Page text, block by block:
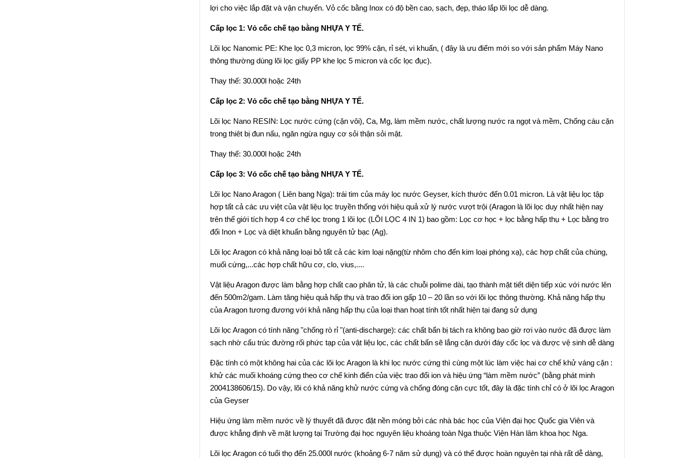
lợi cho việc lắp đặt và vận chuyển. Vỏ cốc bằng Inox có độ bền cao, sạch, đẹp, tháo lắp lõi lọc dễ dàng.
Cấp lọc 1: Vỏ cốc chế tạo bằng NHỰA Y TẾ.
Lõi lọc Nanomic PE: Khe lọc 0,3 micron, lọc 99% cặn, rỉ sét, vi khuẩn, ( đây là ưu điểm mới so với sản phẩm Máy Nano
thông thường dùng lõi lọc giấy PP khe lọc 5 micron và cốc lọc đục).
Thay thế: 30.000l hoặc 24th
Cấp lọc 2: Vỏ cốc chế tạo bằng NHỰA Y TẾ.
Lõi lọc Nano RESIN: Lọc nước cứng (cặn vôi), Ca, Mg, làm mềm nước, chất lượng nước ra ngọt và mềm, Chống cáu cặn
trong thiêt bị đun nấu, ngăn ngừa nguy cơ sỏi thận sỏi mật.
Thay thế: 30.000l hoặc 24th
Cấp lọc 3: Vỏ cốc chế tạo bằng NHỰA Y TẾ.
Lõi lọc Nano Aragon ( Liên bang Nga): trái tim của máy lọc nước Geyser, kích thước đến 0.01 micron. Là vật liệu lọc tập
hợp tất cả các ưu việt của vật liệu lọc truyền thống với hiệu quả xử lý nước vượt trội (Aragon là lõi lọc duy nhất hiện nay
trên thế giới tích hợp 4 cơ chế lọc trong 1 lõi lọc (LÕI LỌC 4 IN 1) bao gồm: Lọc cơ học + lọc bằng hấp thụ + Lọc bằng tro
đổi Inon + Lọc và diệt khuẩn bằng nguyên tử bạc (Ag).
Lõi lọc Aragon có khả năng loại bỏ tất cả các kim loại nặng(từ nhôm cho đến kim loại phóng xạ), các hợp chất của chúng,
muối cứng,...các hợp chất hữu cơ, clo, vius,....
Vật liệu Aragon được làm bằng hợp chất cao phân tử, là các chuỗi polime dài, tạo thành mặt tiết diện tiếp xúc với nước lên
đến 500m2/gam. Làm tăng hiệu quả hấp thụ và trao đổi ion gấp 10 – 20 lần so với lõi lọc thông thường. Khả năng hấp thụ
của Aragon tương đương với khả năng hấp thụ của loại than hoạt tính tốt nhất hiện tại đang sử dụng
Lõi lọc Aragon có tính năng "chống rò rỉ "(anti-discharge): các chất bẩn bị tách ra không bao giờ rơi vào nước đã được làm
sạch nhờ cấu trúc đường rối phức tạp của vật liệu lọc, các chất bẩn sẽ lắng cặn dưới đáy cốc lọc và được vệ sinh dễ dàng
Đặc tính có một không hai của các lõi lọc Aragon là khi lọc nước cứng thì cùng một lúc làm việc hai cơ chế khử váng cặn :
khử các muối khoáng cứng theo cơ chế kinh điển của việc trao đổi ion và hiệu ứng “làm mềm nước” (bằng phát minh
2004138606/15). Do vậy, lõi có khả năng khử nước cứng và chống đóng cặn cực tốt, đây là đặc tính chỉ có ở lõi lọc Aragon
của Geyser
Hiệu ứng làm mềm nước về lý thuyết đã được đặt nền móng bởi các nhà bác học của Viện đại học Quốc gia Viên và
được khẳng định về mặt lượng tại Trường đại học nguyên liệu khoáng toàn Nga thuộc Viện Hàn lâm khoa học Nga.
Lõi lọc Aragon có tuổi thọ đến 25.000l nước (khoảng 6-7 năm sử dụng) và có thể được hoàn nguyên tại nhà rất dễ dàng,